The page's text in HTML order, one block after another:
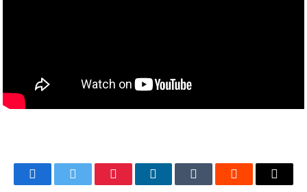
FacebookTwitter PinterestLinkedInTumblr Reddit Email